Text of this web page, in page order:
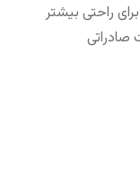
راحتی بیشتر